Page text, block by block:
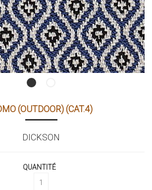
(OUTDOOR) (CAT.4)
DICKSON
QUANTITÉ